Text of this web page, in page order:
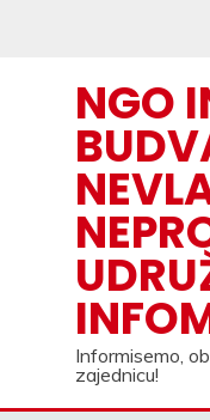
NGO
Informisemo,
zajednicu!